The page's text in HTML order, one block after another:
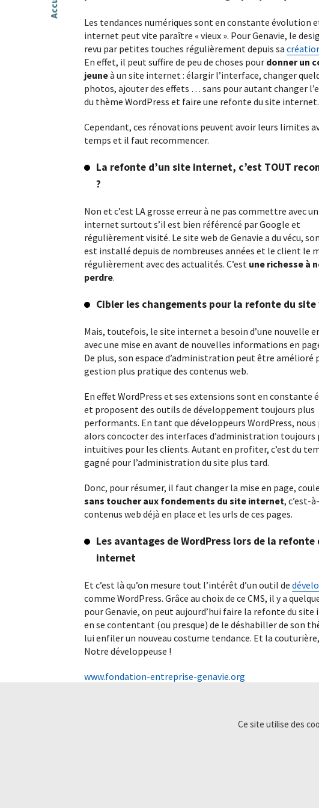
Développement WordPress
Vous êtes webdesigner ou agence web avec un
Nous répondons à vos demandes.
Dépannage WordPress
Votre site WordPress est cassé, lent ou affiche
une erreur ? Nous vous proposons un service de
dépannage rapide, fiable et sécurisé.
référencement naturel…
Réalisations
Les tendances numériques sont en constante évolution
internet peut vite paraître « vieux ». Pour Genavie, le
revu par petites touches régulièrement depuis sa
En effet, il peut suffire de peu de choses pour donner un
jeuneà un site internet : élargir l’interface, changer
photos, ajouter des effets … sans pour autant changer
du thème WordPress et faire une refonte du site internet.
Cependant, ces rénovations peuvent avoir leurs limites
temps et il faut recommencer.
La refonte d’un site internet, c’est TOUT
?
Non et c’est LA grosse erreur à ne pas commettre avec
internet surtout s’il est bien référencé par Google et
régulièrement visité. Le site web de Genavie a du vécu,
est installé depuis de nombreuses années et le client le
régulièrement avec des actualités. C’est une richesse à
perdre.
Cibler les changements pour la refonte du site
Mais, toutefois, le site internet a besoin d’une nouvelle
avec une mise en avant de nouvelles informations en
De plus, son espace d’administration peut être amélioré
gestion plus pratique des contenus web.
En effet WordPress et ses extensions sont en constante
et proposent des outils de développement toujours plus
performants. En tant que développeurs WordPress, nous
alors concocter des interfaces d’administration toujours
intuitives pour les clients. Autant en profiter, c’est du
gagné pour l’administration du site plus tard.
Donc, pour résumer, il faut changer la mise en page,
sans toucher aux fondements du site internet, c’est-
contenus web déjà en place et les urls de ces pages.
Les avantages de WordPress lors de la refonte
internet
Et c’est là qu’on mesure tout l’intérêt d’un outil de
comme WordPress. Grâce au choix de ce CMS, il y a
pour Genavie, on peut aujourd’hui faire la refonte du
en se contentant (ou presque) de le déshabiller de son
lui enfiler un nouveau costume tendance. Et la couturière,
Notre développeuse !
www.fondation-entreprise-genavie.org
Ce site utilise des